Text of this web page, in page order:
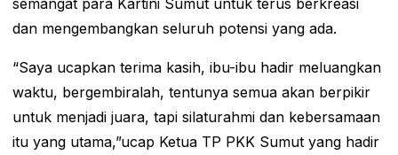
semangat para Kartini Sumut untuk terus berkreasi
dan mengembangkan seluruh potensi yang ada.
“Saya ucapkan terima kasih, ibu-ibu hadir meluangkan
waktu, bergembiralah, tentunya semua akan berpikir
untuk menjadi juara, tapi silaturahmi dan kebersamaan
itu yang utama,”ucap Ketua TP PKK Sumut yang hadir